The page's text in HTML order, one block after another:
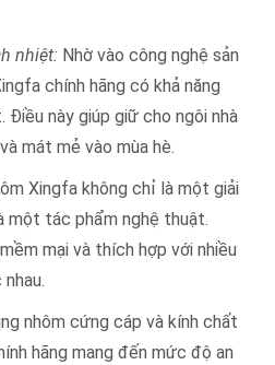
nhiệt: Nhờ vào công nghệ sản
chính hãng có khả năng
này giúp giữ cho ngôi nhà
mát mẻ vào mùa hè.
Xingfa không chỉ là một giải
một tác phẩm nghệ thuật.
mại và thích hợp với nhiều
nhôm cứng cáp và kính chất
hãng mang đến mức độ an